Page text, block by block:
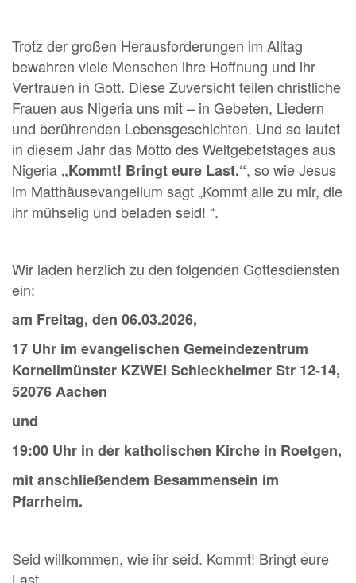
Trotz der großen Herausforderungen im Alltag
bewahren viele Menschen ihre Hoffnung und ihr
Vertrauen in Gott. Diese Zuversicht teilen christliche
Frauen aus Nigeria uns mit – in Gebeten, Liedern
und berührenden Lebensgeschichten. Und so lautet
in diesem Jahr das Motto des Weltgebetstages aus
Nigeria „Kommt! Bringt eure Last.“, so wie Jesus
im Matthäusevangelium sagt „Kommt alle zu mir, die
ihr mühselig und beladen seid! “.
Wir laden herzlich zu den folgenden Gottesdiensten
ein:
am Freitag, den 06.03.2026,
17 Uhr im evangelischen Gemeindezentrum
Kornelimünster KZWEI Schleckheimer Str 12-14,
52076 Aachen
und
19:00 Uhr in der katholischen Kirche in Roetgen,
mit anschließendem Besammensein im
Pfarrheim.
Seid willkommen, wie ihr seid. Kommt! Bringt eure